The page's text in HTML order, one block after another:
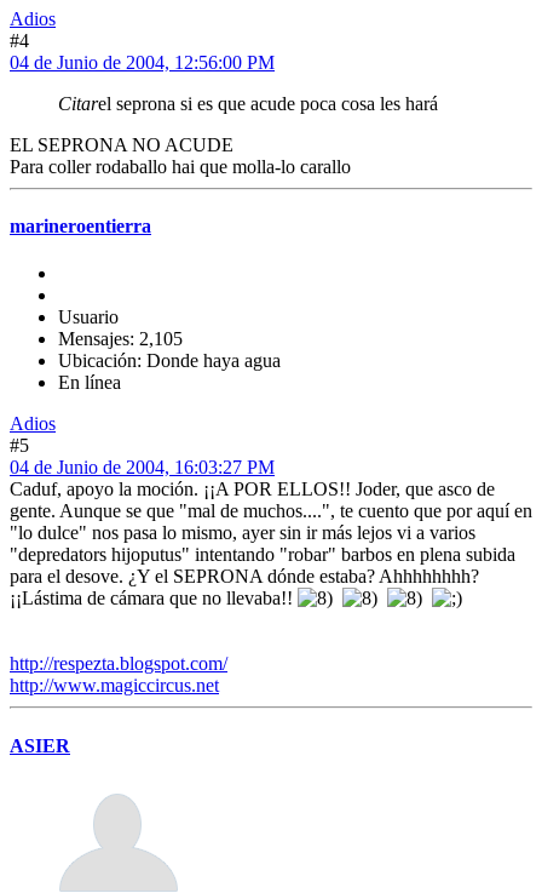
Adios
#4
04 de Junio de 2004, 12:56:00 PM
Citarel seprona si es que acude poca cosa les hará
EL SEPRONA NO ACUDE
Para coller rodaballo hai que molla-lo carallo
marineroentierra
Usuario
Mensajes: 2,105
Ubicación: Donde haya agua
En línea
Adios
#5
04 de Junio de 2004, 16:03:27 PM
Caduf, apoyo la moción. ¡¡A POR ELLOS!! Joder, que asco de
gente. Aunque se que "mal de muchos....", te cuento que por aquí en
"lo dulce" nos pasa lo mismo, ayer sin ir más lejos vi a varios
"depredators hijoputus" intentando "robar" barbos en plena subida
para el desove. ¿Y el SEPRONA dónde estaba? Ahhhhhhhh?
¡¡Lástima de cámara que no llevaba!!
http://respezta.blogspot.com/
http://www.magiccircus.net
ASIER